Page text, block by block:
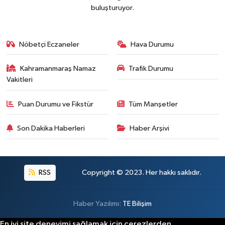
buluşturuyor.
Nöbetçi Eczaneler Hava Durumu
Kahramanmaraş Namaz
Vakitleri
Trafik Durumu
Puan Durumu ve Fikstür Tüm Manşetler
Son Dakika Haberleri Haber Arşivi
RSS Copyright © 2023. Her hakkı saklıdır.
Haber Yazılımı: TE Bilişim